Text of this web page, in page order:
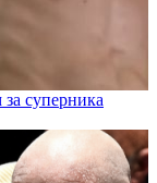
суперника